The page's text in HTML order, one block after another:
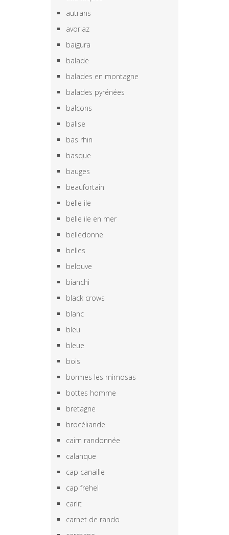
autrans
avoriaz
baigura
balade
balades en montagne
balades pyrénées
balcons
balise
bas rhin
basque
bauges
beaufortain
belle ile
belle ile en mer
belledonne
belles
belouve
bianchi
black crows
blanc
bleu
bleue
bois
bormes les mimosas
bottes homme
bretagne
brocéliande
cairn randonnée
calanque
cap canaille
cap frehel
carlit
carnet de rando